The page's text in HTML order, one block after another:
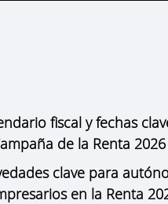
fiscal y fechas
de la Renta 2026
clave para
en la Renta